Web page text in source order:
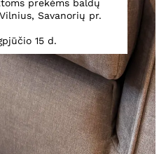
prekėms baldų
Savanorių pr.
15 d.